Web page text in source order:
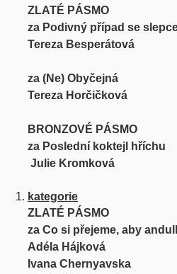
ZLATÉ PÁSMO
za Podivný případ se
Tereza Besperátová
za (Ne) Obyčejná
Tereza Horčičková
BRONZOVÉ PÁSMO
za Poslední koktejl hříchu
Julie Kromková
kategorie
ZLATÉ PÁSMO
za Co si přejeme, aby
Adéla Hájková
Ivana Chernyavska